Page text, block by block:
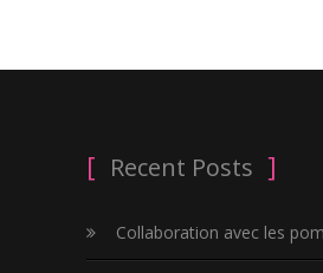
Recent Posts
Collaboration avec les